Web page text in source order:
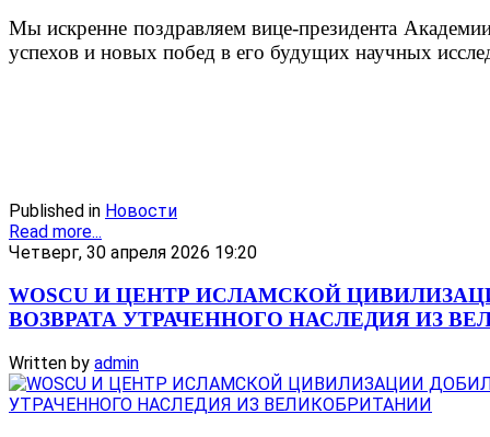
Мы искренне поздравляем вице-президента
успехов и новых побед в его будущих научных
Published in Новости
Read more...
Четверг, 30 апреля 2026 19:20
WOSCU И ЦЕНТР ИСЛАМСКОЙ
ВОЗВРАТА УТРАЧЕННОГО НАСЛЕДИЯ ИЗ
Written by admin